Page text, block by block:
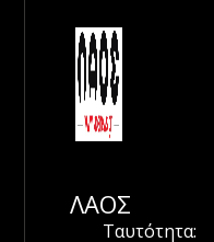
ΛΑΟΣ
Ταυτότητα: